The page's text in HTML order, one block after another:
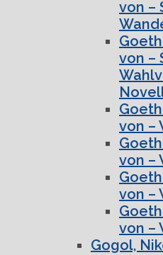
von –
von –
von –
von –
von –
von –
Gogol,